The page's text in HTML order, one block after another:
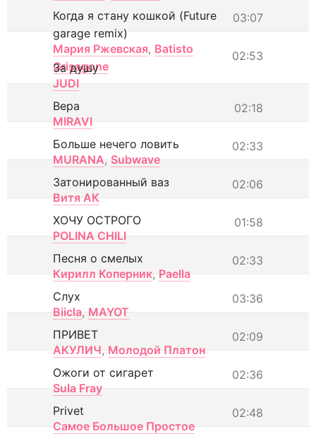
03:07
Когда я стану кошкой (Future
garage remix)
Мария Ржевская, Batisto
Grisagone
02:53
За душу
JUDI
02:18
Вера
MIRAVI
02:33
Больше нечего ловить
MURANA, Subwave
02:06
Затонированный ваз
Витя АК
01:58
ХОЧУ ОСТРОГО
POLINA CHILI
02:33
Песня о смелых
Кирилл Коперник, Paella
03:36
Слух
Biicla, MAYOT
02:09
ПРИВЕТ
АКУЛИЧ, Молодой Платон
02:36
Ожоги от сигарет
Sula Fray
02:48
Privet
Самое Большое Простое